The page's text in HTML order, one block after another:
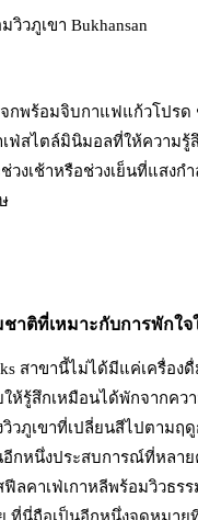
กพร้อมจิบกาแฟแก้วโปรด
ฟ่สไตล์มินิมอลที่ให้ความรู้
วงเช้าหรือช่วงเย็นที่แสงก
ชาติที่เหมาะกับการพักใ
สาขานี้ไม่ได้มีแค่เครื่อง
ห้รู้สึกเหมือนได้พักจากคว
วิวภูเขาที่เปลี่ยนสีไปตามฤ
อีกหนึ่งประสบการณ์ที่หลา
ลคาเฟ่เกาหลีพร้อมวิวธร
ที่นี่ถือเป็นอีกหนึ่งจุดหมาย